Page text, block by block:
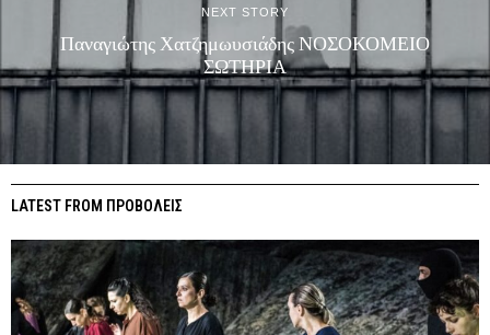
NEXT STORY
Παναγιώτης Χατζημωυσιάδης ΝΟΣΟΚΟΜΕΙΟ
ΣΩΤΗΡΙΑ
LATEST FROM ΠΡΟΒΟΛΕΙΣ